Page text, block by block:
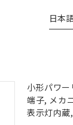
日本
小形パワ
端子, メカ
表示灯内蔵